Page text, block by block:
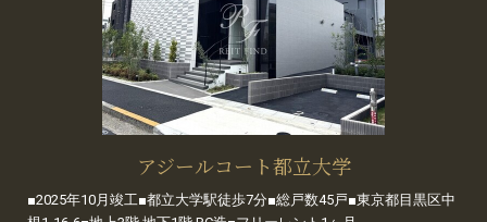
アジールコート都立大学
■2025年10月竣工■都立大学駅徒歩7分■総戸数45戸■東京都目黒区中